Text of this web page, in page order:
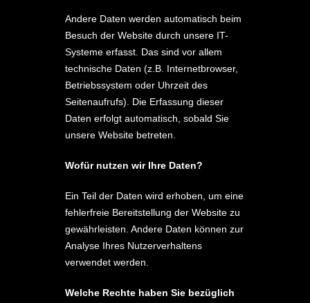
Andere Daten werden automatisch beim
Besuch der Website durch unsere IT-
Systeme erfasst. Das sind vor allem
technische Daten (z.B. Internetbrowser,
Betriebssystem oder Uhrzeit des
Seitenaufrufs). Die Erfassung dieser
Daten erfolgt automatisch, sobald Sie
unsere Website betreten.
Wofür nutzen wir Ihre Daten?
Ein Teil der Daten wird erhoben, um eine
fehlerfreie Bereitstellung der Website zu
gewährleisten. Andere Daten können zur
Analyse Ihres Nutzerverhaltens
verwendet werden.
Welche Rechte haben Sie bezüglich